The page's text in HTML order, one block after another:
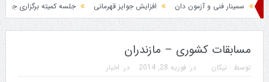
سمینار فنی و آزمون دان افزایش جوایز قهرمانی جلسه کمیته برگزاری جام پارس
مسابقات کشوری – مازندران
توسط : نیکان در: فوریه 28, 2014 در: اخبار